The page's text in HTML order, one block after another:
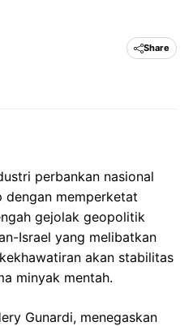
Share
perbankan nasional
dengan memperketat
gejolak geopolitik
Israel yang melibatkan
akan stabilitas
minyak mentah.
Gunardi, menegaskan